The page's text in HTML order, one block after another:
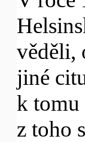
věděli,
jiné
k tomu
z toho